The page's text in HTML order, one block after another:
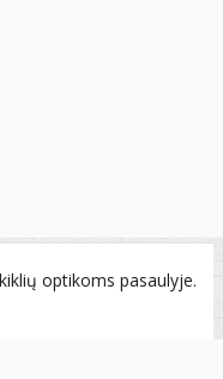
optikoms pasaulyje.